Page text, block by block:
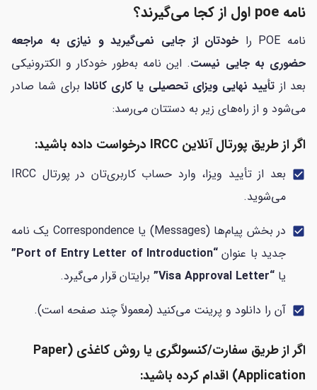
نامه poe اول از کجا می‌گیرند؟
نامه POE را
خودتان از جایی نمی‌گیرید و نیازی به مراجعه
حضوری به جایی نیست. این نامه به‌طور خودکار و الکترونیکی
بعد از تأیید نهایی ویزای تحصیلی یا کاری کانادا برای شما صادر
می‌شود و از راه‌های زیر به دستتان می‌رسد:
اگر از طریق پورتال آنلاین IRCC درخواست داده باشید:
check_box
بعد از تأیید ویزا، وارد حساب کاربری‌تان در پورتال IRCC
می‌شوید.
check_box
در بخش پیام‌ها (Messages) یا Correspondence یک نامه
جدید با عنوان“Port of Entry Letter of Introduction”
یا “Visa Approval Letter” برایتان قرار می‌گیرد.
check_box آن را دانلود و پرینت می‌کنید (معمولاً چند صفحه است).
اگر از طریق سفارت/کنسولگری یا روش کاغذی (Paper
Application) اقدام کرده باشید: